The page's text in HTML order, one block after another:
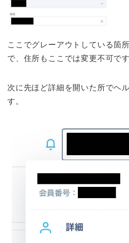
ここでグレーアウトしている箇
で、住所もここでは変更不可です
次に先ほど詳細を開いた所でヘ
す。